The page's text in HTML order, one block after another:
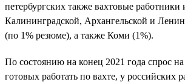
петербургских также вахтовые работники
Калининградской, Архангельской и
(по 1% резюме), а также Коми (1%).
По состоянию на конец 2021 года спрос
готовых работать по вахте, у российских